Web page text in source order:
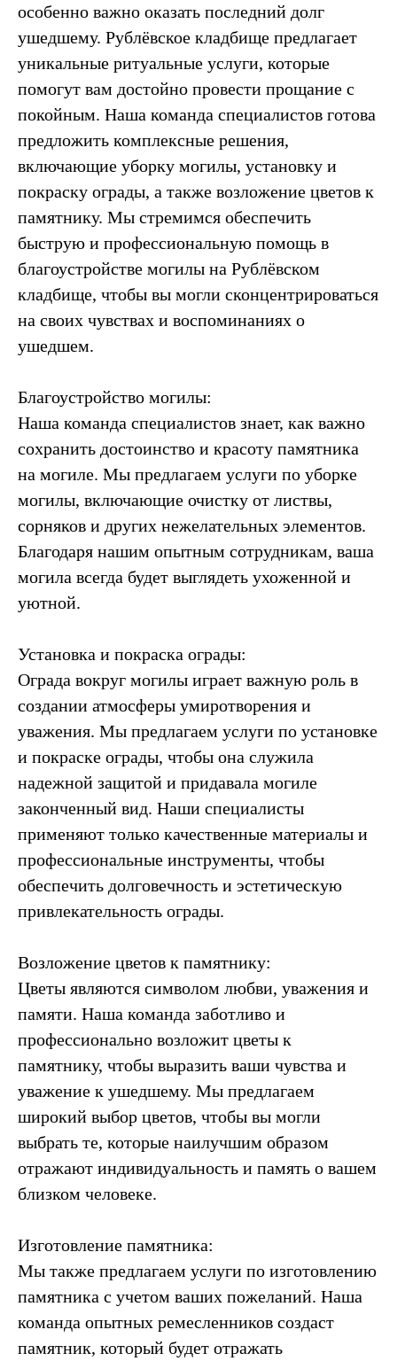
особенно важно оказать последний долг
ушедшему. Рублёвское кладбище предлагает
уникальные ритуальные услуги, которые
помогут вам достойно провести прощание с
покойным. Наша команда специалистов готова
предложить комплексные решения,
включающие уборку могилы, установку и
покраску ограды, а также возложение цветов к
памятнику. Мы стремимся обеспечить
быструю и профессиональную помощь в
благоустройстве могилы на Рублёвском
кладбище, чтобы вы могли сконцентрироваться
на своих чувствах и воспоминаниях о
ушедшем.
Благоустройство могилы:
Наша команда специалистов знает, как важно
сохранить достоинство и красоту памятника
на могиле. Мы предлагаем услуги по уборке
могилы, включающие очистку от листвы,
сорняков и других нежелательных элементов.
Благодаря нашим опытным сотрудникам, ваша
могила всегда будет выглядеть ухоженной и
уютной.
Установка и покраска ограды:
Ограда вокруг могилы играет важную роль в
создании атмосферы умиротворения и
уважения. Мы предлагаем услуги по установке
и покраске ограды, чтобы она служила
надежной защитой и придавала могиле
законченный вид. Наши специалисты
применяют только качественные материалы и
профессиональные инструменты, чтобы
обеспечить долговечность и эстетическую
привлекательность ограды.
Возложение цветов к памятнику:
Цветы являются символом любви, уважения и
памяти. Наша команда заботливо и
профессионально возложит цветы к
памятнику, чтобы выразить ваши чувства и
уважение к ушедшему. Мы предлагаем
широкий выбор цветов, чтобы вы могли
выбрать те, которые наилучшим образом
отражают индивидуальность и память о вашем
близком человеке.
Изготовление памятника:
Мы также предлагаем услуги по изготовлению
памятника с учетом ваших пожеланий. Наша
команда опытных ремесленников создаст
памятник, который будет отражать